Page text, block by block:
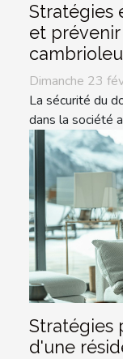
Stratégies
et
Dimanche 23
La sécurité du
dans la société
Stratégies
d'une